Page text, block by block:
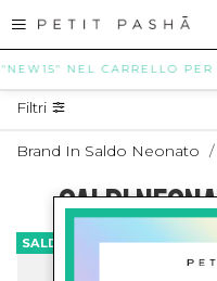
NEL CARRELLO
Filtri
Brand In Saldo Neonato /
SALDI
SALDI